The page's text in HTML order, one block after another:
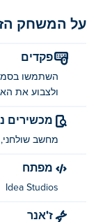
על המשחק
פקדים
השתמשו
ולצבוע את
מכשירים
מחשב
מפתח
Idea Studios
ז'אנר